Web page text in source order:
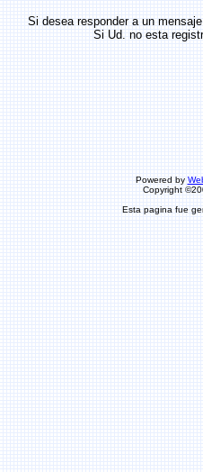
Si desea responder a un
Si Ud. no esta
Powered by
Copyright
Esta pagina fue